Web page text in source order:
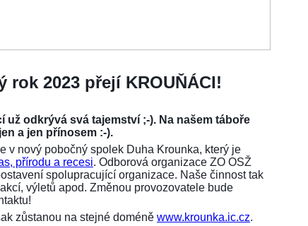
2023 přejí KROUŇÁCI!
odkrývá svá tajemství ;-). Na našem táboře
a jen přínosem :-).
v nový pobočný spolek Duha Krounka, který je
přírodu a recesi. Odborová organizace ZO OSŽ
spolupracující organizace. Naše činnost tak
výletů apod. Změnou provozovatele bude
zůstanou na stejné doméně www.krounka.ic.cz.